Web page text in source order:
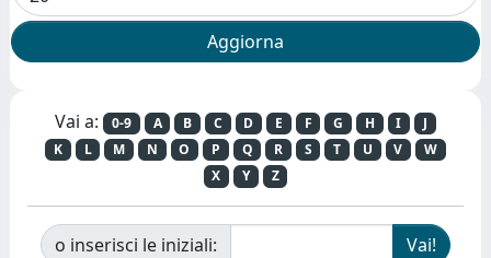
Vai a: 0-9 A B C D E F G H I
J
K
L M N O P Q R S T U V
W
X
Y Z
o inserisci le iniziali: